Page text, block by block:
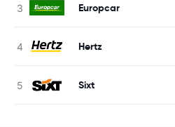
Europcar
Hertz
Sixt